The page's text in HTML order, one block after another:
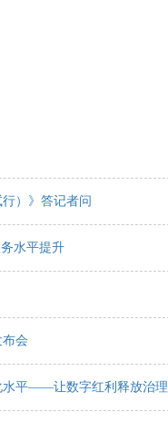
）》答记者问
水平提升
会
水平——让数字红利释放治